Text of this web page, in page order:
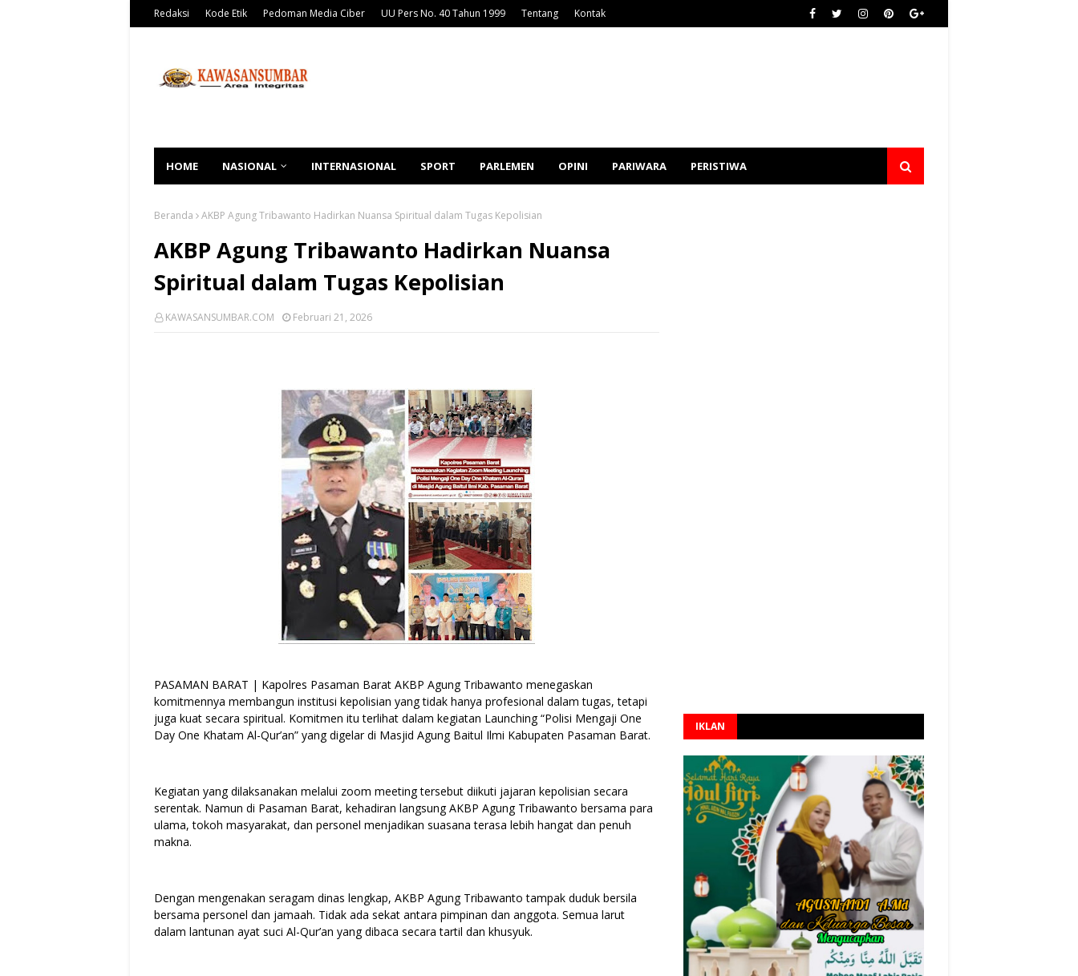
Redaksi Kode Etik Pedoman Media Ciber UU Pers No. 40 Tahun 1999 Tentang Kontak
HOME NASIONAL INTERNASIONAL SPORT PARLEMEN OPINI PARIWARA PERISTIWA
Beranda AKBP Agung Tribawanto Hadirkan Nuansa Spiritual dalam Tugas Kepolisian
AKBP Agung Tribawanto Hadirkan Nuansa
Spiritual dalam Tugas Kepolisian
KAWASANSUMBAR.COM Februari 21, 2026
PASAMAN BARAT | Kapolres Pasaman Barat AKBP Agung Tribawanto menegaskan
komitmennya membangun institusi kepolisian yang tidak hanya profesional dalam tugas, tetapi
juga kuat secara spiritual. Komitmen itu terlihat dalam kegiatan Launching “Polisi Mengaji One
Day One Khatam Al-Qur’an” yang digelar di Masjid Agung Baitul Ilmi Kabupaten Pasaman Barat.
Kegiatan yang dilaksanakan melalui zoom meeting tersebut diikuti jajaran kepolisian secara
serentak. Namun di Pasaman Barat, kehadiran langsung AKBP Agung Tribawanto bersama para
ulama, tokoh masyarakat, dan personel menjadikan suasana terasa lebih hangat dan penuh
makna.
Dengan mengenakan seragam dinas lengkap, AKBP Agung Tribawanto tampak duduk bersila
bersama personel dan jamaah. Tidak ada sekat antara pimpinan dan anggota. Semua larut
dalam lantunan ayat suci Al-Qur’an yang dibaca secara tartil dan khusyuk.
IKLAN